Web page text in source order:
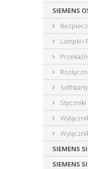
SIEMENS
Lampki i
Softstarty
Styczniki
SIEMENS
SIEMENS